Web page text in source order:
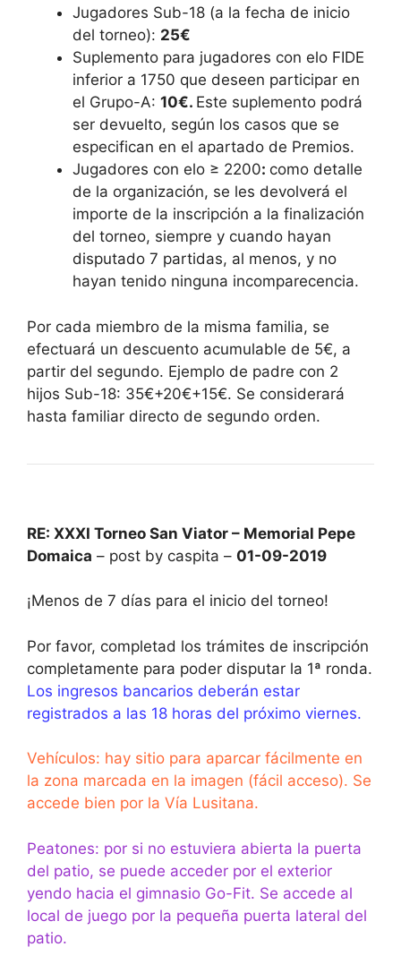
Jugadores Sub-18 (a la fecha de inicio
del torneo): 25€
Suplemento para jugadores con elo FIDE
inferior a 1750 que deseen participar en
el Grupo-A: 10€. Este suplemento podrá
ser devuelto, según los casos que se
especifican en el apartado de Premios.
Jugadores con elo ≥ 2200: como detalle
de la organización, se les devolverá el
importe de la inscripción a la finalización
del torneo, siempre y cuando hayan
disputado 7 partidas, al menos, y no
hayan tenido ninguna incomparecencia.
Por cada miembro de la misma familia, se
efectuará un descuento acumulable de 5€, a
partir del segundo. Ejemplo de padre con 2
hijos Sub-18: 35€+20€+15€. Se considerará
hasta familiar directo de segundo orden.
RE: XXXI Torneo San Viator – Memorial Pepe
Domaica – post by caspita – 01-09-2019
¡Menos de 7 días para el inicio del torneo!
Por favor, completad los trámites de inscripción
completamente para poder disputar la 1ª ronda.
Los ingresos bancarios deberán estar
registrados a las 18 horas del próximo viernes.
Vehículos: hay sitio para aparcar fácilmente en
la zona marcada en la imagen (fácil acceso). Se
accede bien por la Vía Lusitana.
Peatones: por si no estuviera abierta la puerta
del patio, se puede acceder por el exterior
yendo hacia el gimnasio Go-Fit. Se accede al
local de juego por la pequeña puerta lateral del
patio.